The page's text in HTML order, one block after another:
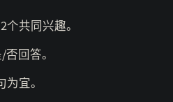
共同兴趣。
回答。
宜。